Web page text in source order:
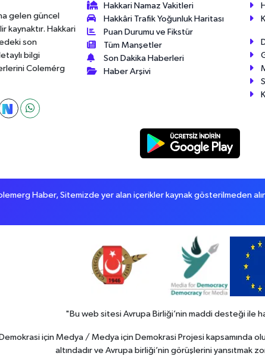
gelen güncel
kaynaktır. Hakkari
son
bilgi
Colemérg
Hakkari Namaz Vakitleri
Hakkâri Trafik Yoğunluk Haritası
Puan Durumu ve Fikstür
Tüm Manşetler
Son Dakika Haberleri
Haber Arşivi
Haber, Sitemizde yer alan içerikler kaynak gösterilmeden
"Bu web sitesi Avrupa Birliği’nin maddi desteği ile
için Medya / Medya için Demokrasi Projesi kapsamında
altındadır ve Avrupa birliği’nin görüşlerini yansıtmak